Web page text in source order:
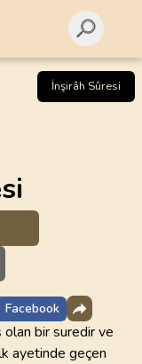
İnşirâh Sûresi
Facebook
bir suredir ve
ayetinde geçen